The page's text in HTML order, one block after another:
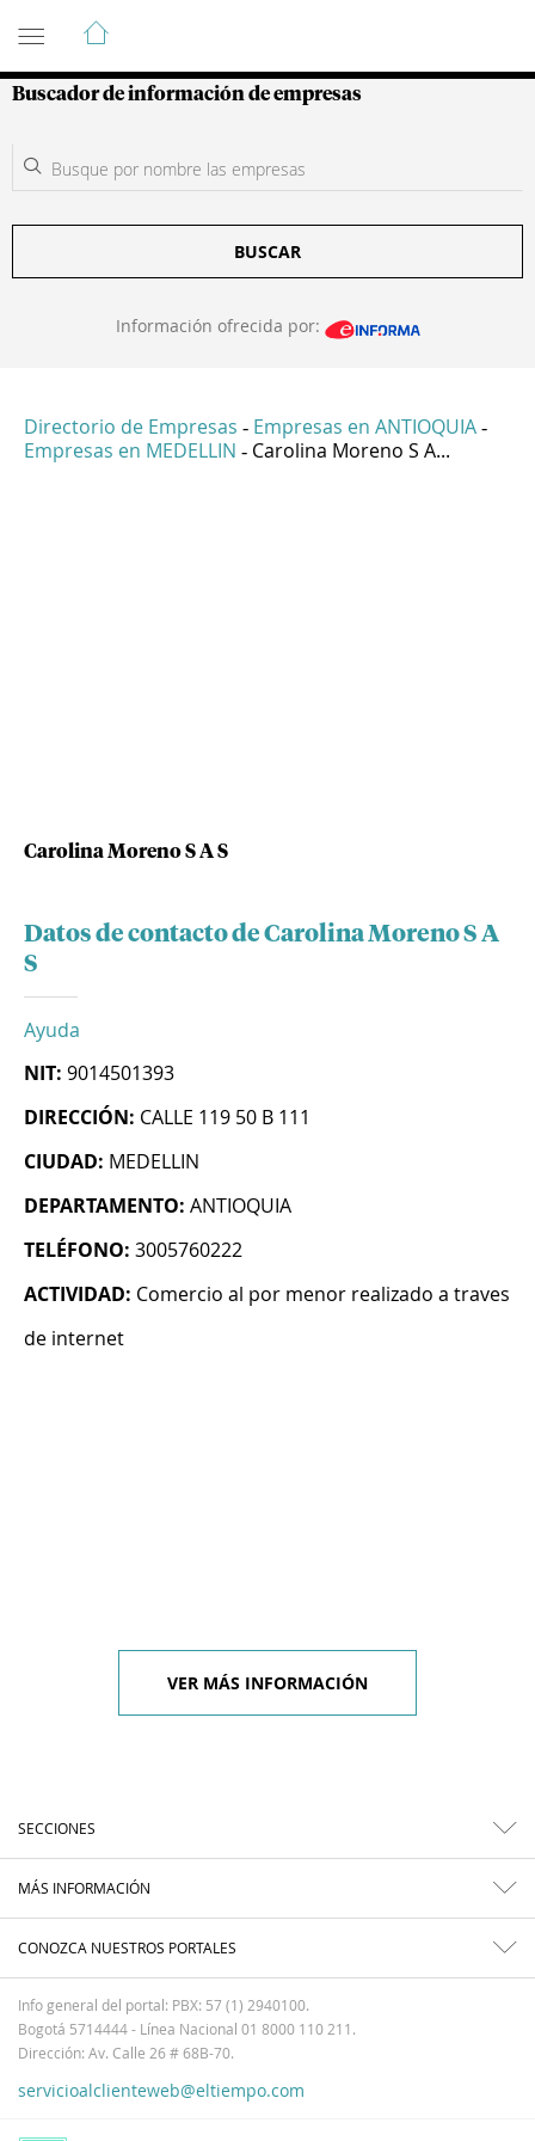
Guía de Empresas Colombianas
Buscador de información de empresas
BUSCAR
Información ofrecida por:
Directorio de Empresas - Empresas en ANTIOQUIA -
Empresas en MEDELLIN - Carolina Moreno S A...
Carolina Moreno S A S
Datos de contacto de Carolina Moreno S A
S
Ayuda
NIT: 9014501393
DIRECCIÓN: CALLE 119 50 B 111
CIUDAD: MEDELLIN
DEPARTAMENTO: ANTIOQUIA
TELÉFONO: 3005760222
ACTIVIDAD: Comercio al por menor realizado a traves
de internet
VER MÁS INFORMACIÓN
SECCIONES
MÁS INFORMACIÓN
CONOZCA NUESTROS PORTALES
Info general del portal: PBX: 57 (1) 2940100.
Bogotá 5714444 - Línea Nacional 01 8000 110 211.
Dirección: Av. Calle 26 # 68B-70.
servicioalclienteweb@eltiempo.com